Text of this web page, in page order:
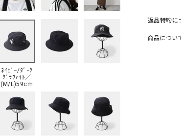
ﾈｲﾋﾞｰ/ﾀﾞｰｸ
ｸﾞﾗﾌｧｲﾄ／
(M/L)59cm
返品特約に
商品につい